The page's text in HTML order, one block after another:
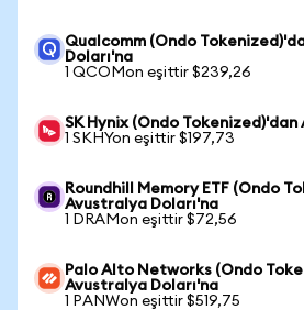
Qualcomm (Ondo
Doları'na
1 QCOMon eşittir $239,26
SK Hynix (Ondo
1 SKHYon eşittir $197,73
Roundhill Memory ETF (Ondo
Avustralya Doları'na
1 DRAMon eşittir $72,56
Palo Alto Networks (Ondo
Avustralya Doları'na
1 PANWon eşittir $519,75